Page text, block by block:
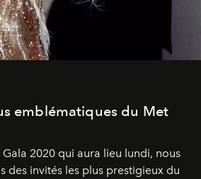
emblématiques du Met
2020 qui aura lieu lundi, nous
des invités les plus prestigieux du